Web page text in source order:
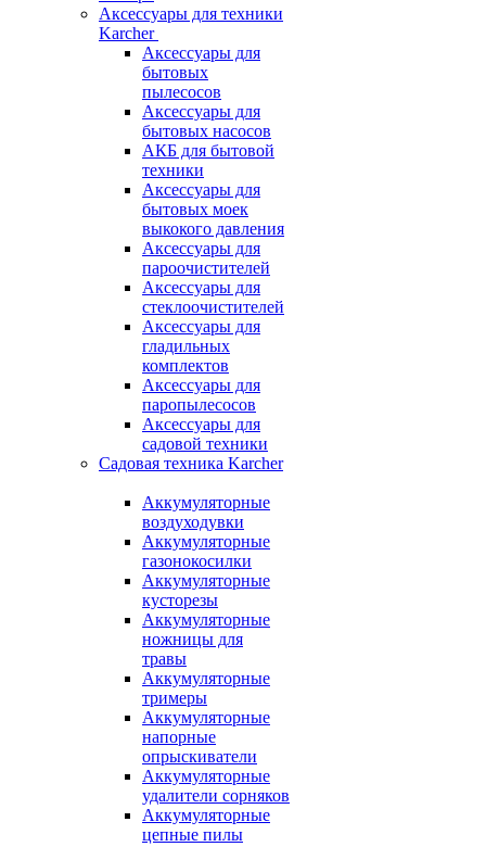
Аксессуары для техники
Karcher
Аксессуары для
бытовых
пылесосов
Аксессуары для
бытовых насосов
АКБ для бытовой
техники
Аксессуары для
бытовых моек
выкокого давления
Аксессуары для
пароочистителей
Аксессуары для
стеклоочистителей
Аксессуары для
гладильных
комплектов
Аксессуары для
паропылесосов
Аксессуары для
садовой техники
Садовая техника Karcher
Аккумуляторные
воздуходувки
Аккумуляторные
газонокосилки
Аккумуляторные
кусторезы
Аккумуляторные
ножницы для
травы
Аккумуляторные
тримеры
Аккумуляторные
напорные
опрыскиватели
Аккумуляторные
удалители сорняков
Аккумуляторные
цепные пилы